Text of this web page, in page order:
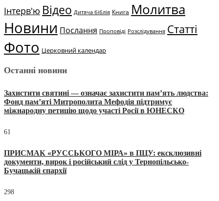
Інтерв'ю Відео Дитяча біблія Книга Молитва
Новини Послання Проповіді Розслідування Статті
Фото Церковний календар
Останні новини
Захистити святині — означає захистити пам’ять людства:
Фонд пам’яті Митрополита Мефодія підтримує
міжнародну петицію щодо участі Росії в ЮНЕСКО
61
ПРИСМАК «РУССЬКОГО МІРА» в ПЦУ: ексклюзивні
документи, вирок і російський слід у Тернопільсько-
Бучацькій єпархії
298